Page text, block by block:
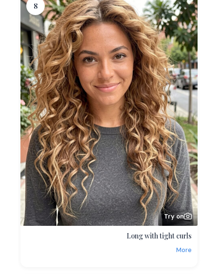
8
Try on
Long with tight curls
More